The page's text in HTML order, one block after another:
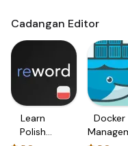
Cadangan Editor
Learn
Polish
Docker